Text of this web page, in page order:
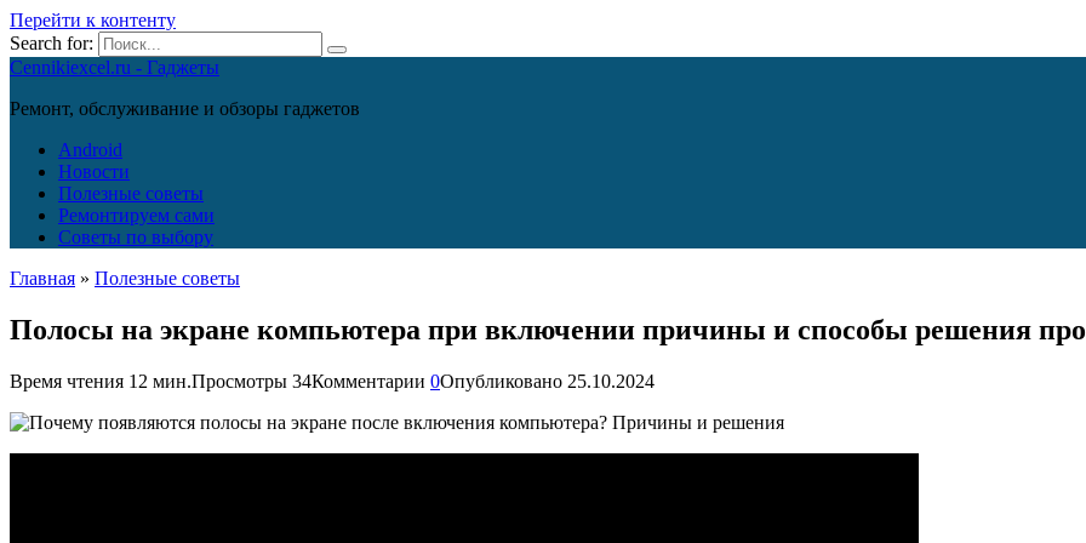
Перейти к контенту
Search for:
Cennikiexcel.ru - Гаджеты
Ремонт, обслуживание и обзоры гаджетов
Android
Новости
Полезные советы
Ремонтируем сами
Советы по выбору
Главная » Полезные советы
Полосы на экране компьютера при включении причины и способы решения
Время чтения 12 мин.Просмотры 34Комментарии 0Опубликовано 25.10.2024